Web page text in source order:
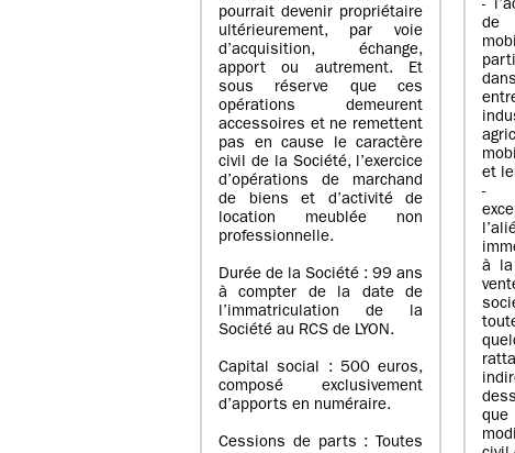
pourrait devenir propriétaire
ultérieurement, par voie
d’acquisition, échange,
apport ou autrement. Et
sous réserve que ces
opérations demeurent
accessoires et ne remettent
pas en cause le caractère
civil de la Société, l’exercice
d’opérations de marchand
de biens et d’activité de
location meublée non
professionnelle.
Durée de la Société : 99 ans
à compter de la date de
l’immatriculation de la
Société au RCS de LYON.
Capital social : 500 euros,
composé exclusivement
d’apports en numéraire.
Cessions de parts : Toutes
-
de
et
-
à la